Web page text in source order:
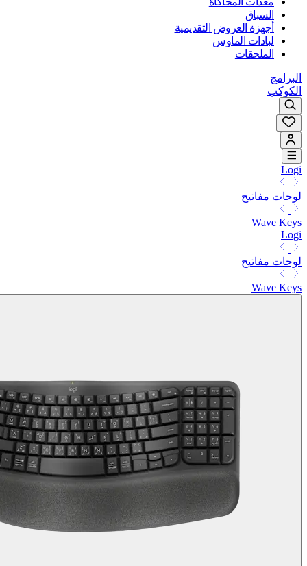
السباق
أجهزة العروض التقديمية
لبادات الماوس
الملحقات
البرامج
الكوكب
Logi
لوحات مفاتيح
Wave Keys
Logi
لوحات مفاتيح
Wave Keys